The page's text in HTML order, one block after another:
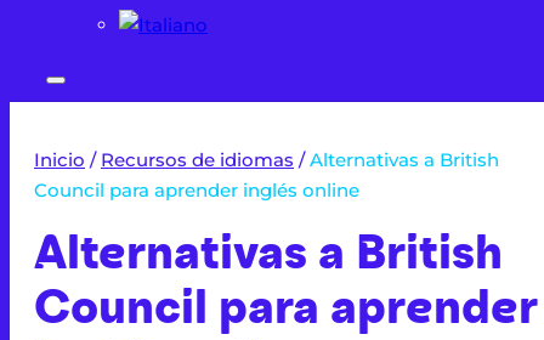
Inicio / Recursos de idiomas /Alternativas a British
Council para aprender inglés online
Alternativas a British
Council para aprender